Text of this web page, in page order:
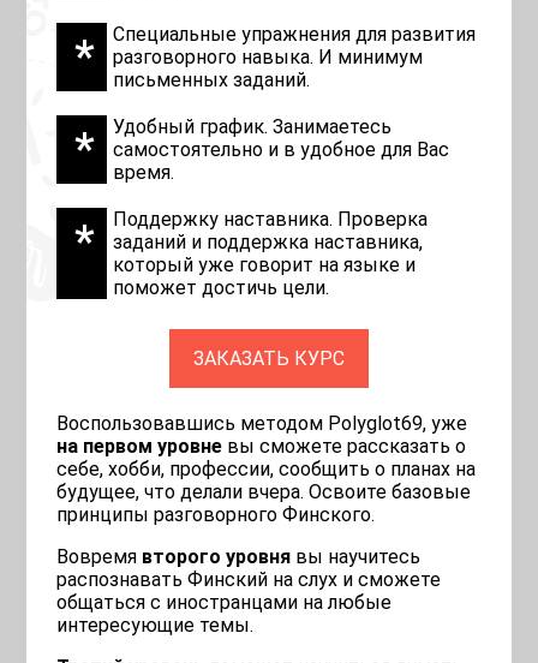
Специальные упражнения для развития
разговорного навыка. И минимум
письменных заданий.
Удобный график. Занимаетесь
самостоятельно и в удобное для Вас
время.
Поддержку наставника. Проверка
заданий и поддержка наставника,
который уже говорит на языке и
поможет достичь цели.
ЗАКАЗАТЬ КУРС
Воспользовавшись методом Polyglot69, уже
на первом уровне вы сможете рассказать о
себе, хобби, профессии, сообщить о планах на
будущее, что делали вчера. Освоите базовые
принципы разговорного Финского. ⠀
Вовремя второго уровня вы научитесь
распознавать Финский на слух и сможете
общаться с иностранцами на любые
интересующие темы. ⠀